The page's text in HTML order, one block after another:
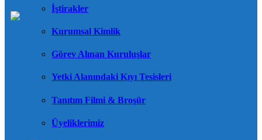
İştirakler
Kurumsal Kimlik
Görev Alınan Kuruluşlar
Yetki Alanındaki Kıyı Tesisleri
Tanıtım Filmi & Broşür
Üyeliklerimiz